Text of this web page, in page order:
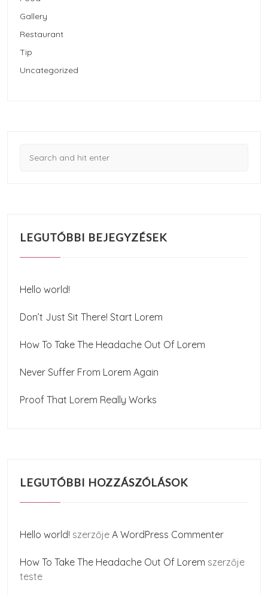
Gallery
Restaurant
Tip
Uncategorized
LEGUTÓBBI BEJEGYZÉSEK
Hello world!
Don’t Just Sit There! Start Lorem
How To Take The Headache Out Of Lorem
Never Suffer From Lorem Again
Proof That Lorem Really Works
LEGUTÓBBI HOZZÁSZÓLÁSOK
Hello world! szerzője A WordPress Commenter
How To Take The Headache Out Of Lorem szerzője
teste